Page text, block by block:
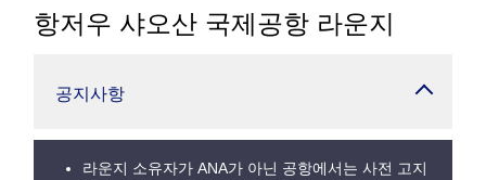
항저우 샤오산 국제공항 라운지
공지사항
라운지 소유자가 ANA가 아닌 공항에서는 사전 고지